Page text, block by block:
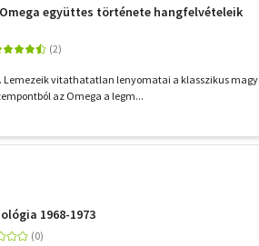
Omega együttes története hangfelvételeik
Lemezeik vitathatatlan lenyomatai a klasszikus
az Omega a legm...
1968-1973